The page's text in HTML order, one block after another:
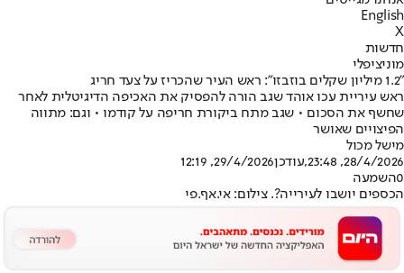
English
X
חדשות
מוניציפלי
"1.2 מיליון שקלים בוזבזו": ראש העיר שהכריז על צעד חריג
ראש עיריית עכו אוהד שגב הורה להפסיק את האכיפה הדיגיטלית לאחר
שחשף את הסכום • שגב מתח ביקורת חריפה על קודמו • וגם: מתווה
הפיצויים שאושר
מישל מכול
28/4/2026, 23:48
,עודכן29/4/2026, 12:19
0השמעה
הכספים יושבו לעירייה?. צילום: אי.אף.פי